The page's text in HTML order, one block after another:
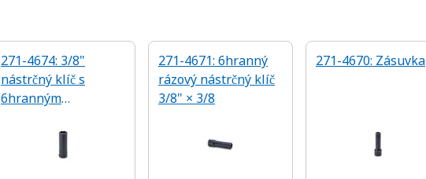
271-4674: 3/8"
nástrčný klíč s
6hranným
a vybráním
271-4671: 6hranný
rázový nástrčný klíč
3/8" × 3/8
271-4670: Zásuvka